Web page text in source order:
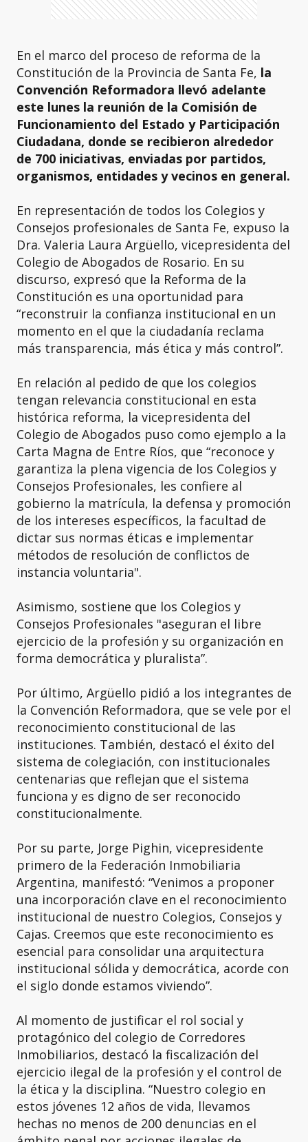
En el marco del proceso de reforma de la
Constitución de la Provincia de Santa Fe, la
Convención Reformadora llevó adelante
este lunes la reunión de la Comisión de
Funcionamiento del Estado y Participación
Ciudadana, donde se recibieron alrededor
de 700 iniciativas, enviadas por partidos,
organismos, entidades y vecinos en general.
En representación de todos los Colegios y
Consejos profesionales de Santa Fe, expuso la
Dra. Valeria Laura Argüello, vicepresidenta del
Colegio de Abogados de Rosario. En su
discurso, expresó que la Reforma de la
Constitución es una oportunidad para
“reconstruir la confianza institucional en un
momento en el que la ciudadanía reclama
más transparencia, más ética y más control”.
En relación al pedido de que los colegios
tengan relevancia constitucional en esta
histórica reforma, la vicepresidenta del
Colegio de Abogados puso como ejemplo a la
Carta Magna de Entre Ríos, que “reconoce y
garantiza la plena vigencia de los Colegios y
Consejos Profesionales, les confiere al
gobierno la matrícula, la defensa y promoción
de los intereses específicos, la facultad de
dictar sus normas éticas e implementar
métodos de resolución de conflictos de
instancia voluntaria".
Asimismo, sostiene que los Colegios y
Consejos Profesionales "aseguran el libre
ejercicio de la profesión y su organización en
forma democrática y pluralista”.
Por último, Argüello pidió a los integrantes de
la Convención Reformadora, que se vele por el
reconocimiento constitucional de las
instituciones. También, destacó el éxito del
sistema de colegiación, con institucionales
centenarias que reflejan que el sistema
funciona y es digno de ser reconocido
constitucionalmente.
Por su parte, Jorge Pighin, vicepresidente
primero de la Federación Inmobiliaria
Argentina, manifestó: “Venimos a proponer
una incorporación clave en el reconocimiento
institucional de nuestro Colegios, Consejos y
Cajas. Creemos que este reconocimiento es
esencial para consolidar una arquitectura
institucional sólida y democrática, acorde con
el siglo donde estamos viviendo”.
Al momento de justificar el rol social y
protagónico del colegio de Corredores
Inmobiliarios, destacó la fiscalización del
ejercicio ilegal de la profesión y el control de
la ética y la disciplina. “Nuestro colegio en
estos jóvenes 12 años de vida, llevamos
hechas no menos de 200 denuncias en el